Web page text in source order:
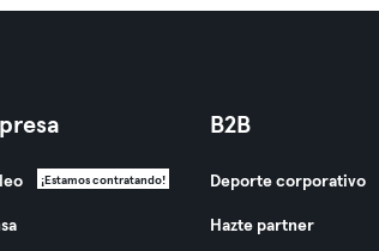
¡Estamos contratando!
B2B
Deporte corporativo
Hazte partner